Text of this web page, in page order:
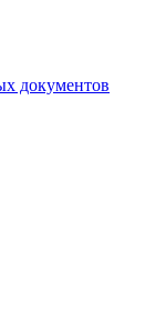
документов